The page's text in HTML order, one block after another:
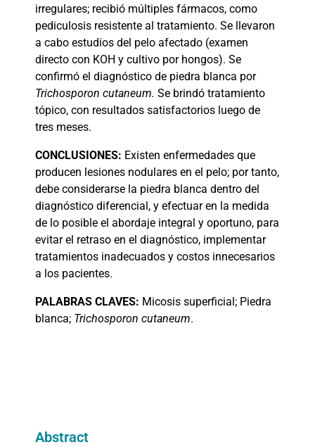
irregulares; recibió múltiples fármacos, como
pediculosis resistente al tratamiento. Se llevaron
a cabo estudios del pelo afectado (examen
directo con KOH y cultivo por hongos). Se
confirmó el diagnóstico de piedra blanca por
Trichosporon cutaneum. Se brindó tratamiento
tópico, con resultados satisfactorios luego de
tres meses.
CONCLUSIONES: Existen enfermedades que
producen lesiones nodulares en el pelo; por tanto,
debe considerarse la piedra blanca dentro del
diagnóstico diferencial, y efectuar en la medida
de lo posible el abordaje integral y oportuno, para
evitar el retraso en el diagnóstico, implementar
tratamientos inadecuados y costos innecesarios
a los pacientes.
PALABRAS CLAVES: Micosis superficial; Piedra
blanca; Trichosporon cutaneum.
Abstract